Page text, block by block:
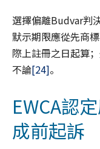
選擇偏離Budvar判
默示期限應從先商
際上註冊之日起算
不論[24]。
EWCA認
成前起訴